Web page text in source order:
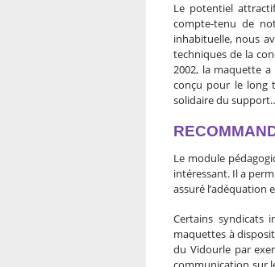
Le potentiel
compte-tenu de
inhabituelle, nous
techniques de la
2002, la maquette
conçu pour le long
solidaire du
Le module
intéressant. Il a
assuré l’adéquation
Certains syndicats
maquettes à
du Vidourle par